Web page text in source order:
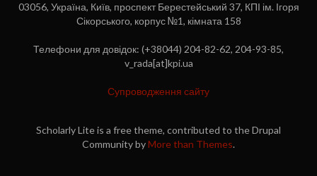
03056, Україна, Київ, проспект Берестейський 37, КПІ ім. Ігоря
Сікорського, корпус №1, кімната 158
Телефони для довідок: (+38044) 204-82-62, 204-93-85,
v_rada[at]kpi.ua
Супроводження сайту
Scholarly Lite is a free theme, contributed to the Drupal
Community byMore than Themes.